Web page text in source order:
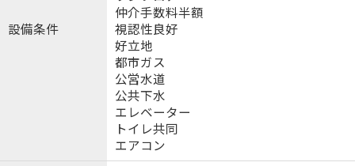
設備条件
仲介手数料半額
視認性良好
好立地
都市ガス
公営水道
公共下水
エレベーター
トイレ共同
エアコン